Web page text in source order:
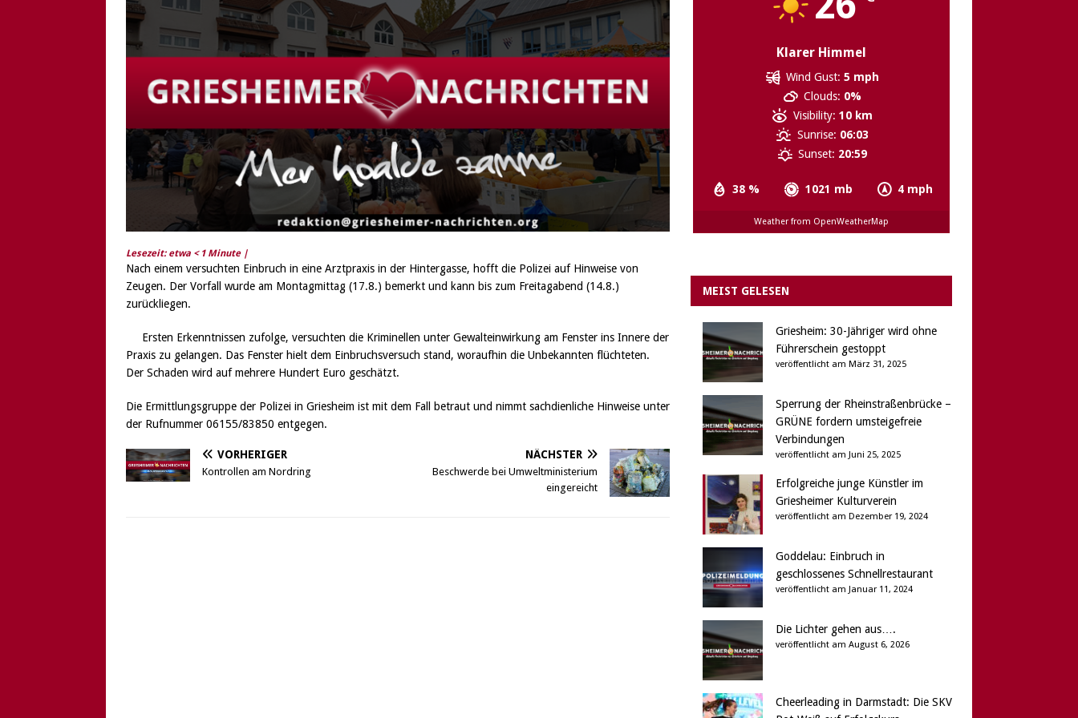
[ 6. August 2026 ] Die Lichter gehen aus…. IN EIGENER SACHE
Lesezeit: etwa < 1 Minute |
Nach einem versuchten Einbruch in eine Arztpraxis in der Hintergasse, hofft die Polizei auf Hinweise von
Zeugen. Der Vorfall wurde am Montagmittag (17.8.) bemerkt und kann bis zum Freitagabend (14.8.)
zurückliegen.
Ersten Erkenntnissen zufolge, versuchten die Kriminellen unter Gewalteinwirkung am Fenster ins Innere der
Praxis zu gelangen. Das Fenster hielt dem Einbruchsversuch stand, woraufhin die Unbekannten flüchteten.
Der Schaden wird auf mehrere Hundert Euro geschätzt.
Die Ermittlungsgruppe der Polizei in Griesheim ist mit dem Fall betraut und nimmt sachdienliche Hinweise unter
der Rufnummer 06155/83850 entgegen.
VORHERIGER
Kontrollen am Nordring
NÄCHSTER
Beschwerde bei Umweltministerium
eingereicht
Klarer Himmel
38 % 1021 mb 4 mph
Wind Gust: 5 mph
Clouds: 0%
Visibility: 10 km
Sunrise: 06:03
Sunset: 20:59
Weather from OpenWeatherMap
MEIST GELESEN
Griesheim: 30-Jähriger wird ohne
Führerschein gestoppt
veröffentlicht am März 31, 2025
Sperrung der Rheinstraßenbrücke –
GRÜNE fordern umsteigefreie
Verbindungen
veröffentlicht am Juni 25, 2025
Erfolgreiche junge Künstler im
Griesheimer Kulturverein
veröffentlicht am Dezember 19, 2024
Goddelau: Einbruch in
geschlossenes Schnellrestaurant
veröffentlicht am Januar 11, 2024
Die Lichter gehen aus….
veröffentlicht am August 6, 2026
Cheerleading in Darmstadt: Die SKV